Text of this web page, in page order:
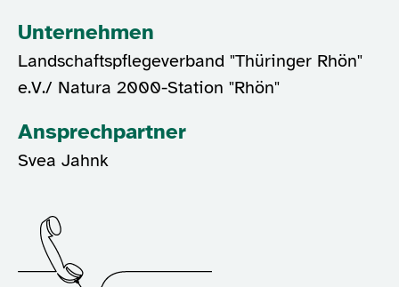
Unternehmen
Landschaftspflegeverband "Thüringer Rhön"
e.V./ Natura 2000-Station "Rhön"
Ansprechpartner
Svea Jahnk